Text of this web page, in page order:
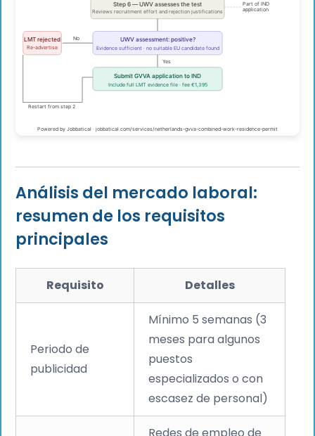
Análisis del mercado laboral:
resumen de los requisitos
principales
Requisito Detalles
Periodo de
publicidad
Mínimo 5 semanas (3
meses para algunos
puestos
especializados o con
escasez de personal)